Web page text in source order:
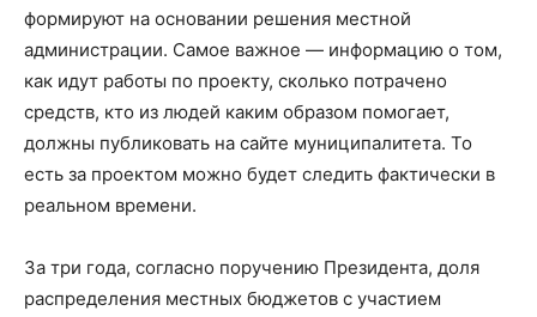
формируют на основании решения местной
администрации. Самое важное — информацию о том,
как идут работы по проекту, сколько потрачено
средств, кто из людей каким образом помогает,
должны публиковать на сайте муниципалитета. То
есть за проектом можно будет следить фактически в
реальном времени.
За три года, согласно поручению Президента, доля
распределения местных бюджетов с участием